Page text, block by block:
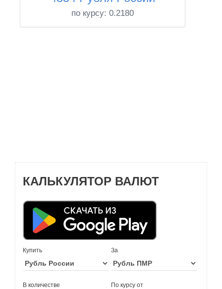
по курсу: 0.2180
КАЛЬКУЛЯТОР ВАЛЮТ
Купить За
В количестве По курсу от